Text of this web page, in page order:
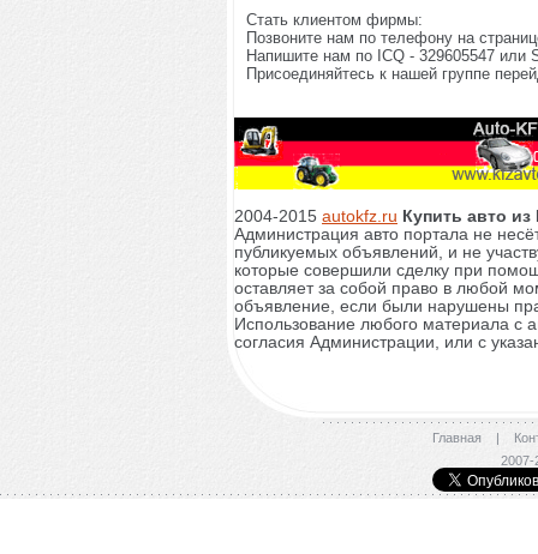
Стать клиентом фирмы:
Позвоните нам по телефону на
Напишите нам по ICQ - 329605547 или
Присоединяйтесь к нашей группе
2004-2015 autokfz.ru Купить авто
Администрация авто портала не
публикуемых объявлений, и не
которые совершили сделку при
оставляет за собой право в любой
объявление, если были нарушены
Использование любого материала с
согласия Администрации, или с
Главная |
2007-